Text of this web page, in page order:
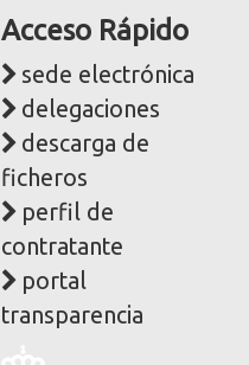
Acceso Rápido
sede electrónica
delegaciones
descarga de
ficheros
perfil de
contratante
portal
transparencia